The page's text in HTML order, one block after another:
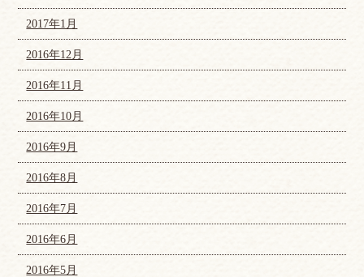
2017年1月
2016年12月
2016年11月
2016年10月
2016年9月
2016年8月
2016年7月
2016年6月
2016年5月